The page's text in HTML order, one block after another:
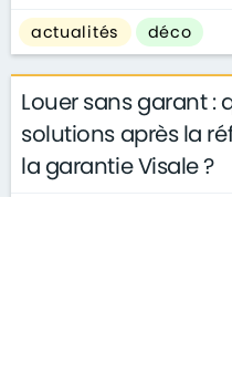
actualités déco
Louer sans garant :
solutions après la
la garantie Visale ?